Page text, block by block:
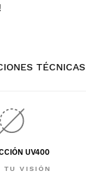
TÉCNICAS
UV400
TU VISIÓN